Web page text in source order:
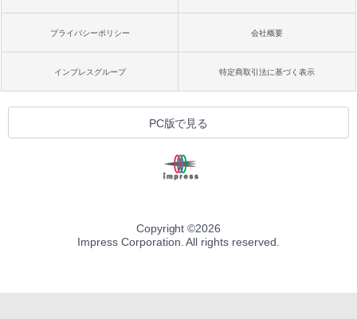
プライバシーポリシー 会社概要
インプレスグループ 特定商取引法に基づく表示
PC版で見る
Copyright ©2026
Impress Corporation. All rights reserved.